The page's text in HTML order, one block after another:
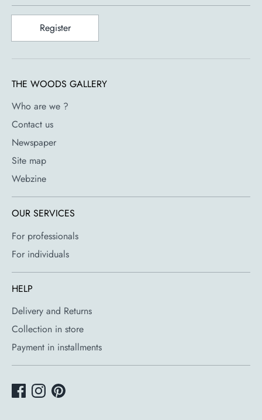
Register
THE WOODS GALLERY
Who are we ?
Contact us
Newspaper
Site map
Webzine
OUR SERVICES
For professionals
For individuals
HELP
Delivery and Returns
Collection in store
Payment in installments